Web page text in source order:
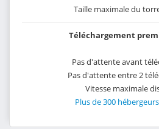
Taille maximale du
Téléchargement
Pas d'attente avant
Pas d'attente entre 2
Vitesse maximale
Plus de 300